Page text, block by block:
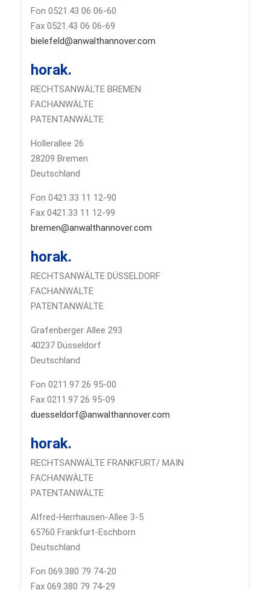
Fon 0521.43 06 06-60
Fax 0521.43 06 06-69
bielefeld@anwalthannover.com
horak.
RECHTSANWÄLTE BREMEN
FACHANWÄLTE
PATENTANWÄLTE
Hollerallee 26
28209 Bremen
Deutschland
Fon 0421.33 11 12-90
Fax 0421.33 11 12-99
bremen@anwalthannover.com
horak.
RECHTSANWÄLTE DÜSSELDORF
FACHANWÄLTE
PATENTANWÄLTE
Grafenberger Allee 293
40237 Düsseldorf
Deutschland
Fon 0211.97 26 95-00
Fax 0211.97 26 95-09
duesseldorf@anwalthannover.com
horak.
RECHTSANWÄLTE FRANKFURT/ MAIN
FACHANWÄLTE
PATENTANWÄLTE
Alfred-Herrhausen-Allee 3-5
65760 Frankfurt-Eschborn
Deutschland
Fon 069.380 79 74-20
Fax 069.380 79 74-29